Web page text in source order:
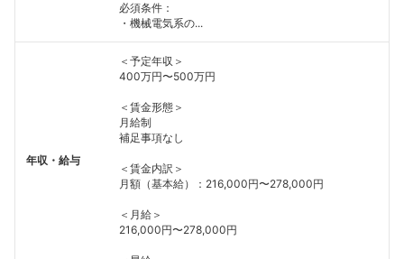
必須条件：
・機械電気系の...
年収・給与
＜予定年収＞
400万円〜500万円
＜賃金形態＞
月給制
補足事項なし
＜賃金内訳＞
月額（基本給）：216,000円〜278,000円
＜月給＞
216,000円〜278,000円